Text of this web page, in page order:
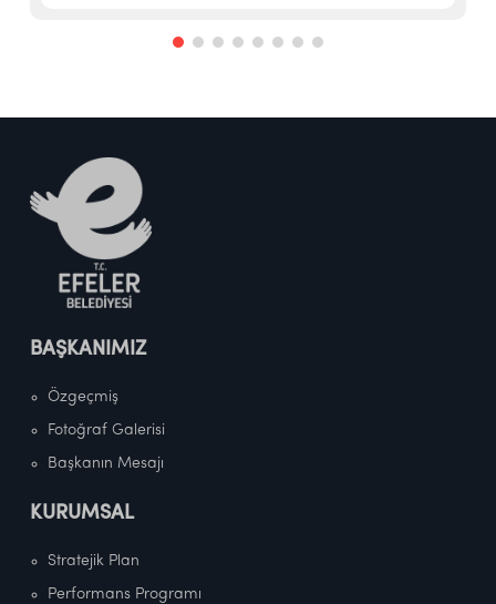
BAŞKANIMIZ
Özgeçmiş
Fotoğraf Galerisi
Başkanın Mesajı
KURUMSAL
Stratejik Plan
Performans Programı